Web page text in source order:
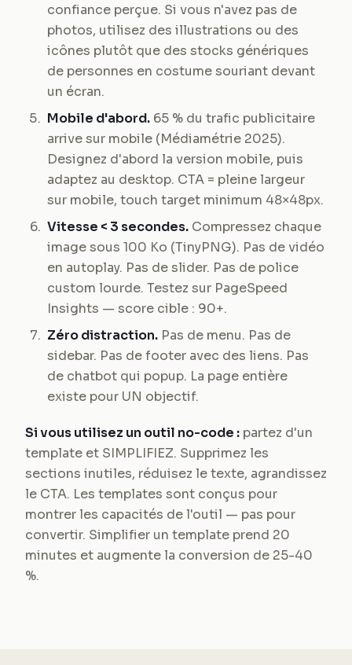
confiance perçue. Si vous n'avez pas de
photos, utilisez des illustrations ou des
icônes plutôt que des stocks génériques
de personnes en costume souriant devant
un écran.
Mobile d'abord. 65 % du trafic publicitaire
arrive sur mobile (Médiamétrie 2025).
Designez d'abord la version mobile, puis
adaptez au desktop. CTA = pleine largeur
sur mobile, touch target minimum 48×48px.
Vitesse < 3 secondes. Compressez chaque
image sous 100 Ko (TinyPNG). Pas de vidéo
en autoplay. Pas de slider. Pas de police
custom lourde. Testez sur PageSpeed
Insights — score cible : 90+.
Zéro distraction. Pas de menu. Pas de
sidebar. Pas de footer avec des liens. Pas
de chatbot qui popup. La page entière
existe pour UN objectif.
Si vous utilisez un outil no-code : partez d'un
template et SIMPLIFIEZ. Supprimez les
sections inutiles, réduisez le texte, agrandissez
le CTA. Les templates sont conçus pour
montrer les capacités de l'outil — pas pour
convertir. Simplifier un template prend 20
minutes et augmente la conversion de 25-40
%.